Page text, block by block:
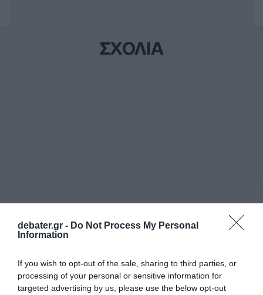
debater.gr - Do Not Process My Personal
Information
If you wish to opt-out of the sale, sharing to third parties, or
processing of your personal or sensitive information for
targeted advertising by us, please use the below opt-out
ΣΧΟΛΙΑ